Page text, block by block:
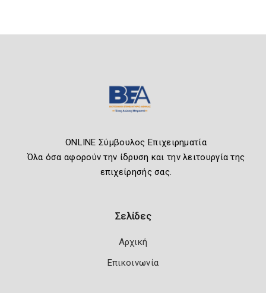
ONLINE Σύμβουλος Επιχειρηματία
Όλα όσα αφορούν την ίδρυση και την λειτουργία της
επιχείρησής σας.
Σελίδες
Αρχική
Επικοινωνία